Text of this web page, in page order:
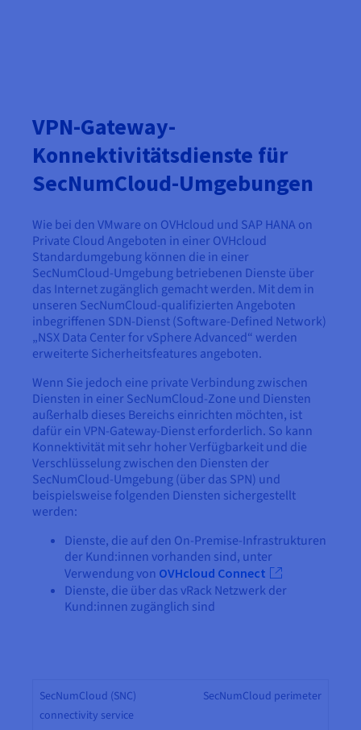
VPN-Gateway-
Konnektivitätsdienste für
SecNumCloud-Umgebungen
Wie bei den VMware on OVHcloud und SAP HANA on
Private Cloud Angeboten in einer OVHcloud
Standardumgebung können die in einer
SecNumCloud-Umgebung betriebenen Dienste über
das Internet zugänglich gemacht werden. Mit dem in
unseren SecNumCloud-qualifizierten Angeboten
inbegriffenen SDN-Dienst (Software-Defined Network)
„NSX Data Center for vSphere Advanced“ werden
erweiterte Sicherheitsfeatures angeboten.
Wenn Sie jedoch eine private Verbindung zwischen
Diensten in einer SecNumCloud-Zone und Diensten
außerhalb dieses Bereichs einrichten möchten, ist
dafür ein VPN-Gateway-Dienst erforderlich. So kann
Konnektivität mit sehr hoher Verfügbarkeit und die
Verschlüsselung zwischen den Diensten der
SecNumCloud-Umgebung (über das SPN) und
beispielsweise folgenden Diensten sichergestellt
werden:
Dienste, die auf den On-Premise-Infrastrukturen
der Kund:innen vorhanden sind, unter
Verwendung von OVHcloud Connect
Dienste, die über das vRack Netzwerk der
Kund:innen zugänglich sind
SecNumCloud (SNC)
connectivity service
SecNumCloud perimeter